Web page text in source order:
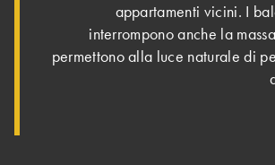
appartamenti vicini. I
interrompono anche la
permettono alla luce naturale di